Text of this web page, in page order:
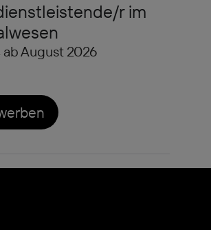
r im
ab August 2026